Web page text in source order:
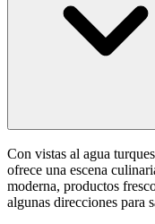
Con vistas al agua
ofrece una escena
moderna, productos
algunas direcciones para